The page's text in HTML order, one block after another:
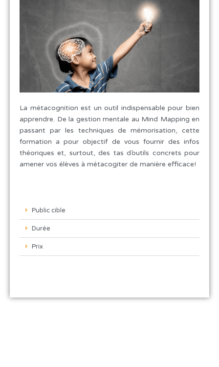
La métacognition est un outil indispensable pour bien
apprendre. De la gestion mentale au Mind Mapping en
passant par les techniques de mémorisation, cette
formation a pour objectif de vous fournir des infos
théoriques et, surtout, des tas d’outils concrets pour
amener vos élèves à métacogiter de manière efficace!
Public cible
Durée
Prix